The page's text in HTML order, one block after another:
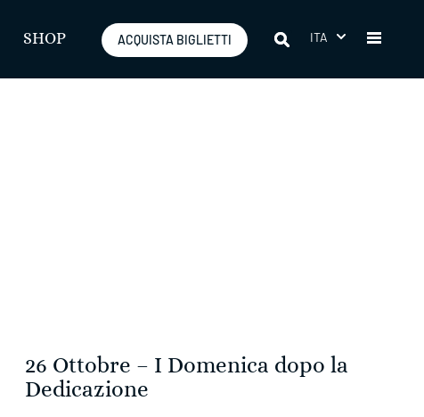
SHOP ACQUISTA BIGLIETTI ITA
26 Ottobre – I Domenica dopo la
Dedicazione